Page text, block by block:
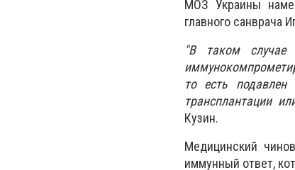
МОЗ Украины
главного санврача
"В таком случае
то есть подавлен
трансплантации
Кузин.
Медицинский
иммунный ответ,